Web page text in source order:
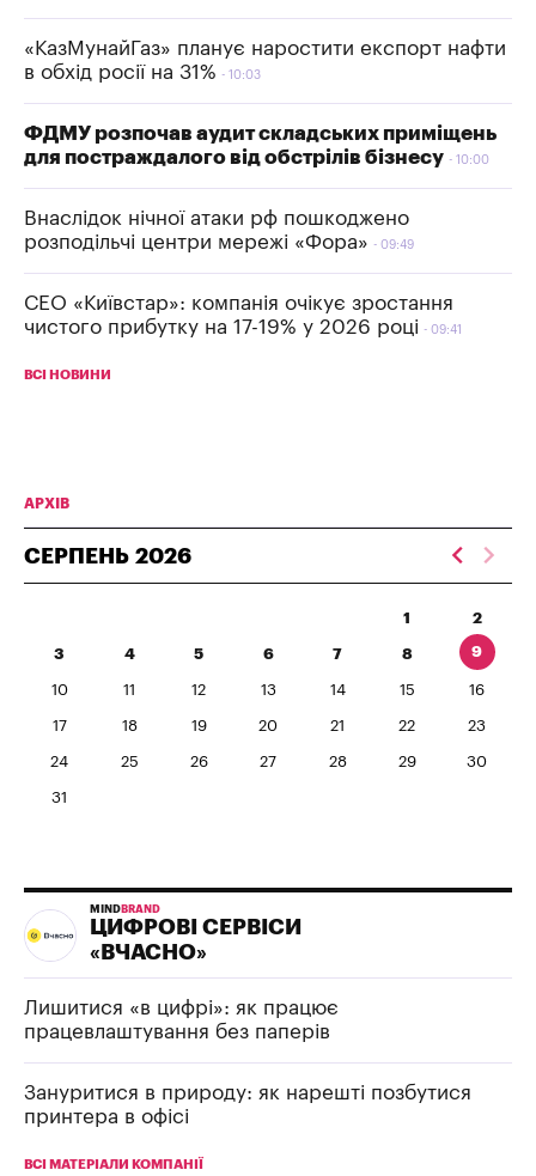
«КазМунайГаз» планує наростити експорт нафти
в обхід росії на 31%
10:03
ФДМУ розпочав аудит складських приміщень
для постраждалого від обстрілів бізнесу
10:00
Внаслідок нічної атаки рф пошкоджено
розподільчі центри мережі «Фора»
09:49
СЕО «Київстар»: компанія очікує зростання
чистого прибутку на 17-19% у 2026 році
09:41
ВСІ НОВИНИ
АРХІВ
СЕРПЕНЬ 2026
1 2
3 4 5 6 7 8 9
10 11 12 13 14 15 16
17 18 19 20 21 22 23
24 25 26 27 28 29 30
31
MIND BRAND
ЦИФРОВІ СЕРВІСИ
«ВЧАСНО»
Лишитися «в цифрі»: як працює
працевлаштування без паперів
Зануритися в природу: як нарешті позбутися
принтера в офісі
ВСІ МАТЕРІАЛИ КОМПАНІЇ